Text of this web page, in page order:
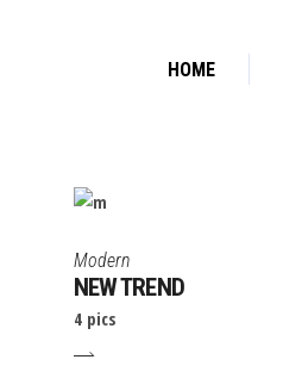
HOME
Modern
NEW TREND
4 pics